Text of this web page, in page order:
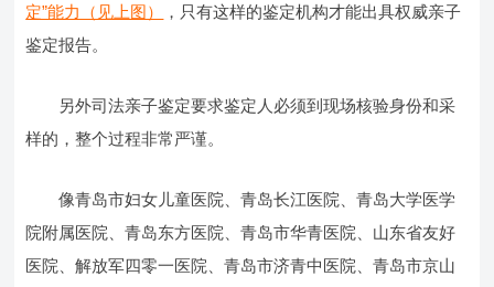
定”能力（见上图）
，只有这样的鉴定机构才能出具权威亲子
鉴定报告。
另外司法亲子鉴定要求鉴定人必须到现场核验身份和采
样的，整个过程非常严谨。
像青岛市妇女儿童医院、青岛长江医院、青岛大学医学
院附属医院、青岛东方医院、青岛市华青医院、山东省友好
医院、解放军四零一医院、青岛市济青中医院、青岛市京山